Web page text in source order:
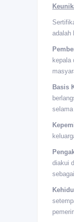
adalah
kepala
Basis
diakui